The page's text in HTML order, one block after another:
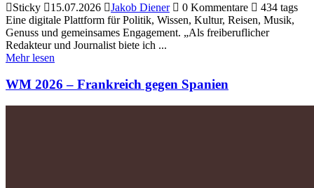
Sticky 15.07.2026 Jakob Diener 0 Kommentare
434 tags
Eine digitale Plattform für Politik, Wissen, Kultur, Reisen, Musik,
Genuss und gemeinsames Engagement. „Als freiberuflicher
Redakteur und Journalist biete ich ...
Mehr lesen
WM 2026 – Frankreich gegen Spanien